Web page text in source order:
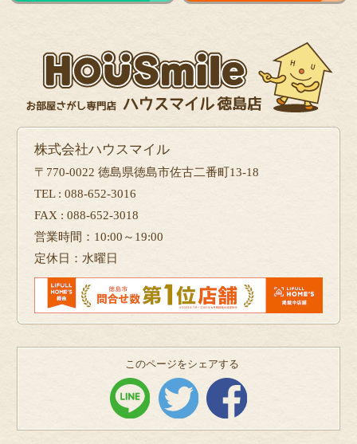
株式会社ハウスマイル
〒770-0022 徳島県徳島市佐古二番町13-18
TEL : 088-652-3016
FAX : 088-652-3018
営業時間：10:00～19:00
定休日：水曜日
このページをシェアする